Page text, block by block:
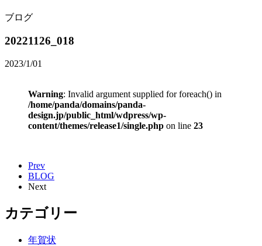
ブログ
20221126_018
2023/1/01
Warning: Invalid argument supplied for foreach() in
/home/panda/domains/panda-
design.jp/public_html/wdpress/wp-
content/themes/release1/single.php on line 23
Prev
BLOG
Next
カテゴリー
年賀状